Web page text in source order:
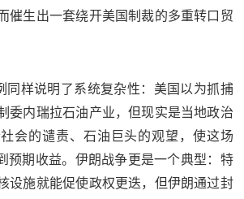
催生出一套绕开美国制裁的多重转口贸
同样说明了系统复杂性：美国以为抓捕
委内瑞拉石油产业，但现实是当地政治
会的谴责、石油巨头的观望，使这场
预期收益。伊朗战争更是一个典型：特
设施就能促使政权更迭，但伊朗通过封